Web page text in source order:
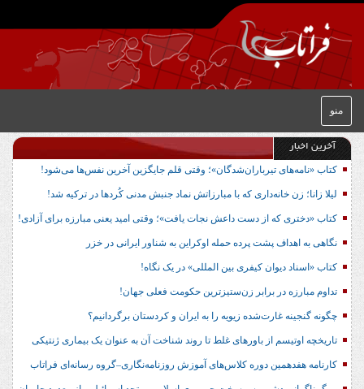
منو
آخرین اخبار
کتاب «نامه‌های تیرباران‌شدگان»؛ وقتی قلم جایگزین آخرین نفس‌ها می‌شود!
لیلا زانا؛ زن خانه‌داری که با مبارزاتش نماد جنبش مدنی کُردها در ترکیه شد!
کتاب «دختری که از دست داعش نجات یافت»؛ وقتی امید یعنی مبارزه برای آزادی!
نگاهی به اهداف پشت پرده حمله اوکراین به شناور ایرانی در خزر
کتاب «اسناد دیوان کیفری بین المللی» در یک نگاه!
تداوم مبارزه در برابر زن‌ستیزترین حکومت فعلی جهان!
چگونه گنجینه غارت‌شده زیویه را به ایران و کردستان برگردانیم؟
تاریخچه اوتیسم از باورهای غلط تا روند شناخت آن به عنوان یک بیماری ژنتیکی
کارنامه هفدهمین دوره کلاس‌های آموزش روزنامه‌نگاری–گروه رسانه‌ای فراتاب